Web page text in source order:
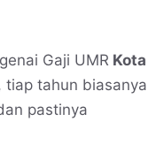
Gaji UMR Kota
tiap tahun biasanya
pastinya